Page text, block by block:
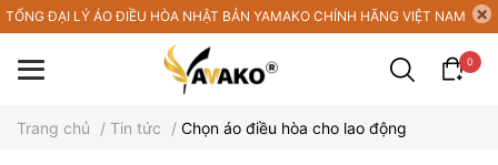
TỔNG ĐẠI LÝ ÁO ĐIỀU HÒA NHẬT BẢN YAMAKO CHÍNH HÃNG VIỆT NAM
0
Trang chủ / Tin tức / Chọn áo điều hòa cho lao động